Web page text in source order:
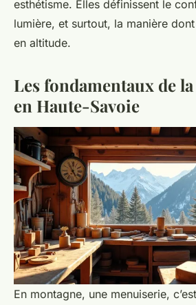
esthétisme. Elles définissent le
lumière, et surtout, la manière
en altitude.
Les fondamentaux de
en Haute-Savoie
En montagne, une menuiserie,